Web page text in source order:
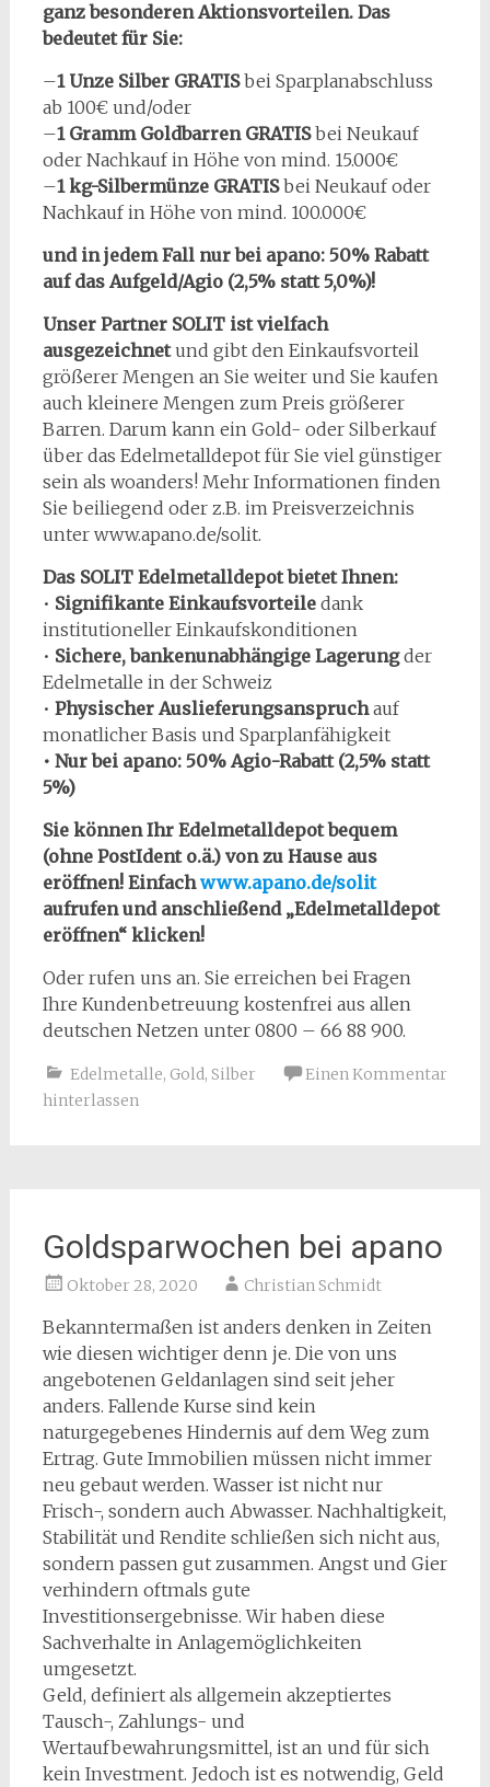
ganz besonderen Aktionsvorteilen. Das
bedeutet für Sie:
–1 Unze Silber GRATISbei Sparplanabschluss
ab 100€ und/oder
–1 Gramm Goldbarren GRATISbei Neukauf
oder Nachkauf in Höhe von mind. 15.000€
–1 kg-Silbermünze GRATISbei Neukauf oder
Nachkauf in Höhe von mind. 100.000€
und in jedem Fall nur bei apano: 50% Rabatt
auf das Aufgeld/Agio (2,5% statt 5,0%)!
Unser Partner SOLIT ist vielfach
ausgezeichnetund gibt den Einkaufsvorteil
größerer Mengen an Sie weiter und Sie kaufen
auch kleinere Mengen zum Preis größerer
Barren. Darum kann ein Gold- oder Silberkauf
über das Edelmetalldepot für Sie viel günstiger
sein als woanders! Mehr Informationen finden
Sie beiliegend oder z.B. im Preisverzeichnis
unter www.apano.de/solit.
Das SOLIT Edelmetalldepot bietet Ihnen:
• Signifikante Einkaufsvorteiledank
institutioneller Einkaufskonditionen
• Sichere, bankenunabhängige Lagerungder
Edelmetalle in der Schweiz
• Physischer Auslieferungsanspruchauf
monatlicher Basis und Sparplanfähigkeit
• Nur bei apano: 50% Agio-Rabatt (2,5% statt
5%)
Sie können Ihr Edelmetalldepot bequem
(ohne PostIdent o.ä.) von zu Hause aus
eröffnen! Einfach www.apano.de/solit
aufrufen und anschließend „Edelmetalldepot
eröffnen“ klicken!
Oder rufen uns an. Sie erreichen bei Fragen
Ihre Kundenbetreuung kostenfrei aus allen
deutschen Netzen unter 0800 – 66 88 900.
Edelmetalle, Gold, Silber
Einen Kommentar
hinterlassen
Goldsparwochen bei apano
Oktober 28, 2020 Christian Schmidt
Bekanntermaßen ist anders denken in Zeiten
wie diesen wichtiger denn je. Die von uns
angebotenen Geldanlagen sind seit jeher
anders. Fallende Kurse sind kein
naturgegebenes Hindernis auf dem Weg zum
Ertrag. Gute Immobilien müssen nicht immer
neu gebaut werden. Wasser ist nicht nur
Frisch-, sondern auch Abwasser. Nachhaltigkeit,
Stabilität und Rendite schließen sich nicht aus,
sondern passen gut zusammen. Angst und Gier
verhindern oftmals gute
Investitionsergebnisse. Wir haben diese
Sachverhalte in Anlagemöglichkeiten
umgesetzt.
Geld, definiert als allgemein akzeptiertes
Tausch-, Zahlungs- und
Wertaufbewahrungsmittel, ist an und für sich
kein Investment. Jedoch ist es notwendig, Geld